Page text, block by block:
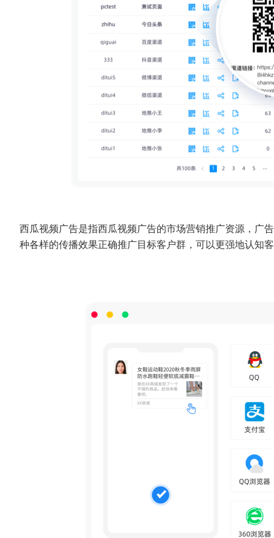
西瓜视频广告是指西瓜视频广告的市场营销推广资源，广
种各样的传播效果正确推广目标客户群，可以更强地认知